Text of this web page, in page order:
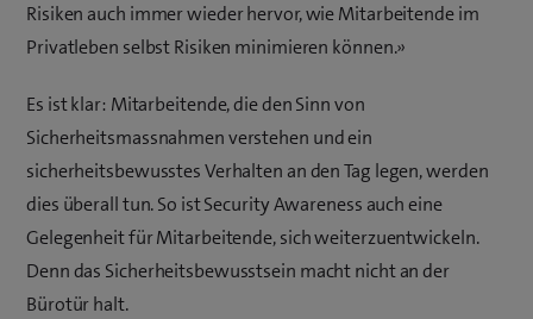
Risiken auch immer wieder hervor, wie Mitarbeitende im
Privatleben selbst Risiken minimieren können.»
Es ist klar: Mitarbeitende, die den Sinn von
Sicherheitsmassnahmen verstehen und ein
sicherheitsbewusstes Verhalten an den Tag legen, werden
dies überall tun. So ist Security Awareness auch eine
Gelegenheit für Mitarbeitende, sich weiterzuentwickeln.
Denn das Sicherheitsbewusstsein macht nicht an der
Bürotür halt.